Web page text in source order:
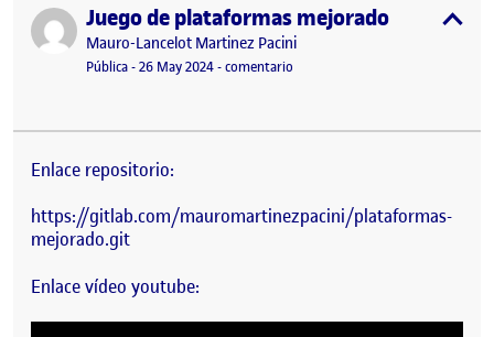
Publicado porJuego de plataformas mejorado
Publicado por
Mauro-Lancelot Martinez Pacini
Visibilidad:
Pública-Fecha de publicación
26 May 202426 mayo, 2024 7:30 pm
-comentario
Enlace repositorio:
https://gitlab.com/mauromartinezpacini/plataformas-
mejorado.git
Enlace vídeo youtube: